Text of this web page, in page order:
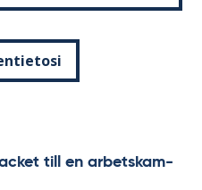
till en ar­bets­kam­